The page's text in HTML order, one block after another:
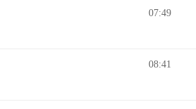
07:49
08:41